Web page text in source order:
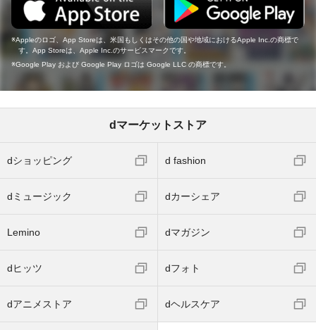
Appleのロゴ、App Storeは、米国もしくはその他の国や地域におけるApple Inc.の商標で
す。App Storeは、Apple Inc.のサービスマークです。
Google Play および Google Play ロゴは Google LLC の商標です。
dマーケットストア
dショッピング d fashion
dミュージック dカーシェア
Lemino dマガジン
dヒッツ dフォト
dアニメストア dヘルスケア